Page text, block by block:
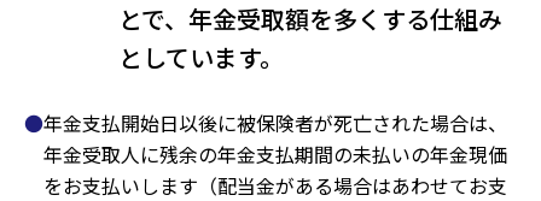
とで、年金受取額を多くする仕組み
としています。
年金支払開始日以後に被保険者が死亡された場合は、
年金受取人に残余の年金支払期間の未払いの年金現価
をお支払いします（配当金がある場合はあわせてお支